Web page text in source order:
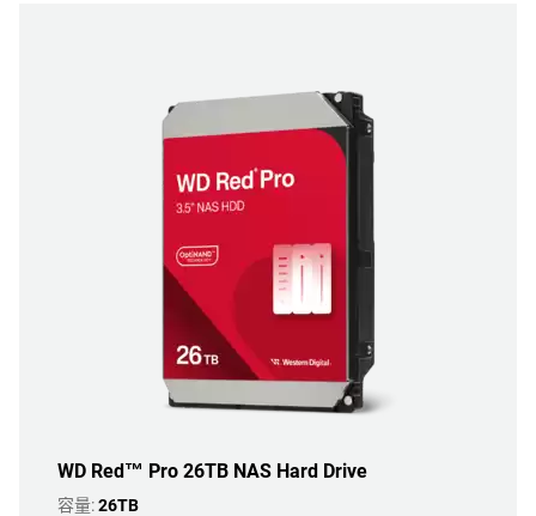
WD Red™ Pro 26TB NAS Hard Drive
容量:26TB